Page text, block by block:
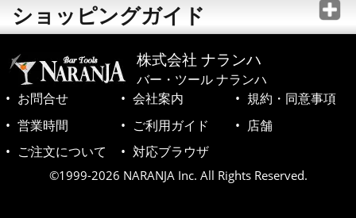
ショッピングガイド
株式会社 ナランハ
バー・ツール ナランハ
お問合せ
会社案内
規約・同意事項
営業時間
ご利用ガイド
店舗
ご注文について
対応ブラウザ
©1999-2026 NARANJA Inc. All Rights Reserved.